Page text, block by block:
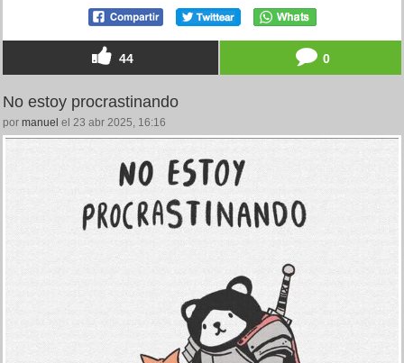
44 0
No estoy procrastinando
por manuel el 23 abr 2025, 16:16